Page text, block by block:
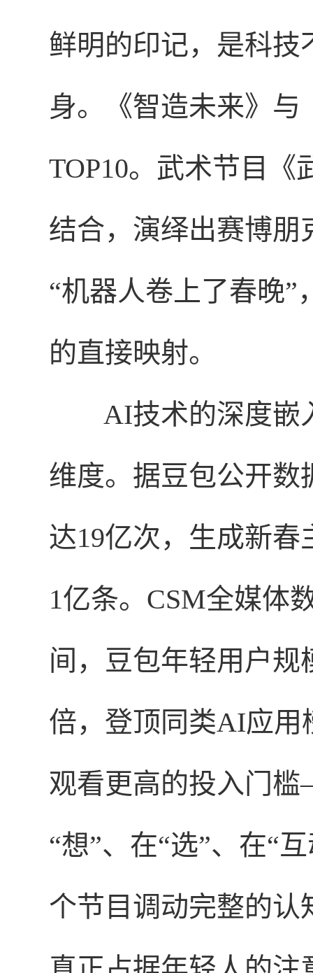
鲜明的印记，是科技
身。《智造未来》与
TOP10。武术节目
结合，演绎出赛博朋
“机器人卷上了春晚
的直接映射。
AI技术的深度嵌
维度。据豆包公开
达19亿次，生成新春
1亿条。CSM全媒体
间，豆包年轻用户规
倍，登顶同类AI应用
观看更高的投入门
“想”、在“选”、在“
个节目调动完整的认